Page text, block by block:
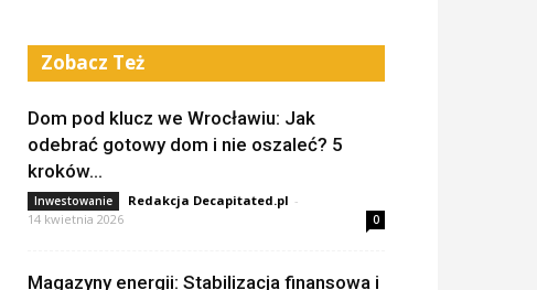
Zobacz Też
Dom pod klucz we Wrocławiu: Jak
odebrać gotowy dom i nie oszaleć? 5
kroków...
Inwestowanie Redakcja Decapitated.pl -
14 kwietnia 2026
0
Magazyny energii: Stabilizacja finansowa i